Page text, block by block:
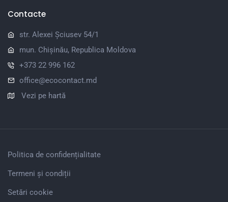
Contacte
str. Alexei Șciusev 54/1
mun. Chișinău, Republica Moldova
+373 22 996 162
office@ecocontact.md
Vezi pe hartă
Politica de confidențialitate
Termeni și condiții
Setări cookie